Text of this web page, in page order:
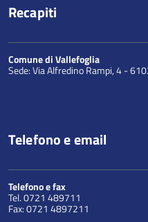
Recapiti
Comune di Vallefoglia
Sede: Via Alfredino Rampi, 4 -
Telefono e email
Telefono e fax
Tel. 0721 489711
Fax: 0721 4897211